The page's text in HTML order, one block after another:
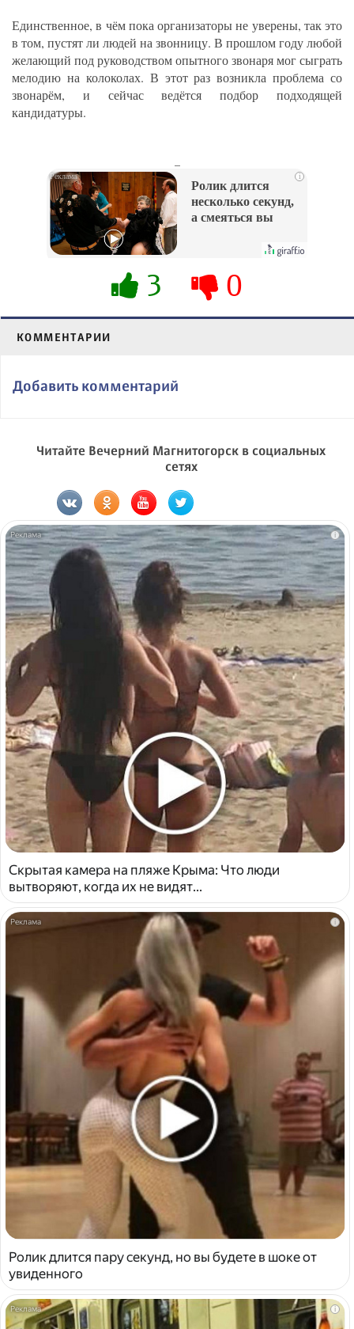
Единственное, в чём пока организаторы не уверены, так это
в том, пустят ли людей на звонницу. В прошлом году любой
желающий под руководством опытного звонаря мог сыграть
мелодию на колоколах. В этот раз возникла проблема со
звонарём, и сейчас ведётся подбор подходящей
кандидатуры.
i
Ролик длится
несколько секунд,
а смеяться вы
3 0
КОММЕНТАРИИ
Добавить комментарий
Читайте Вечерний Магнитогорск в социальных
сетях
i
Скрытая камера на пляже Крыма: Что люди
вытворяют, когда их не видят...
i
Ролик длится пару секунд, но вы будете в шоке от
увиденного
i